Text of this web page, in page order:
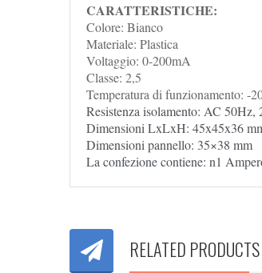
CARATTERISTICHE:
Colore: Bianco
Materiale: Plastica
Voltaggio: 0-200mA
Classe: 2,5
Temperatura di funzionamento: -
Resistenza isolamento: AC
Dimensioni LxLxH: 45x45x36
Dimensioni pannello: 35×38 mm
La confezione contiene: n1
RELATED PRODUCTS